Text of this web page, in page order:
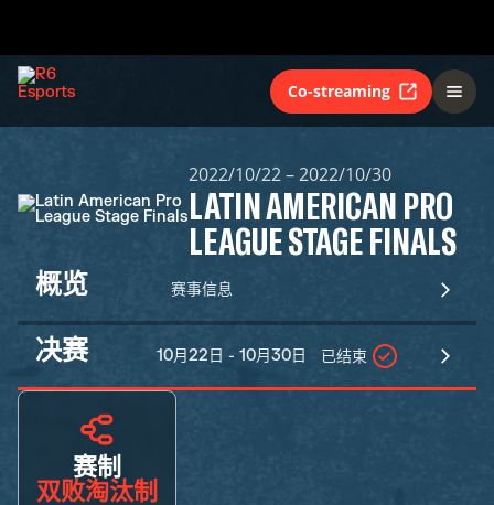
Co-streaming
2022/10/22 – 2022/10/30
LATIN AMERICAN PRO
LEAGUE STAGE FINALS
概览 赛事信息
决赛 10月22日 - 10月30日 已结束
赛制
双败淘汰制